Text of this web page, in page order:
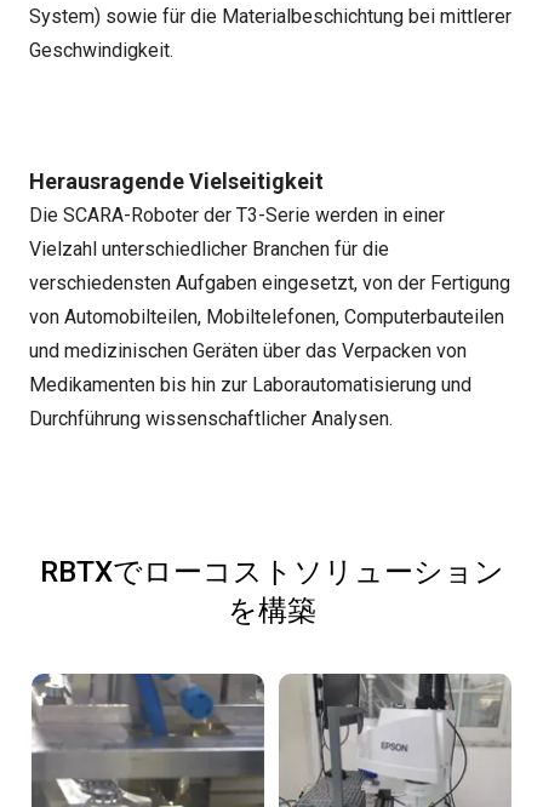
System) sowie für die Materialbeschichtung bei mittlerer
Geschwindigkeit.
Herausragende Vielseitigkeit
Die SCARA-Roboter der T3-Serie werden in einer
Vielzahl unterschiedlicher Branchen für die
verschiedensten Aufgaben eingesetzt, von der Fertigung
von Automobilteilen, Mobiltelefonen, Computerbauteilen
und medizinischen Geräten über das Verpacken von
Medikamenten bis hin zur Laborautomatisierung und
Durchführung wissenschaftlicher Analysen.
RBTXでローコストソリューション
を構築